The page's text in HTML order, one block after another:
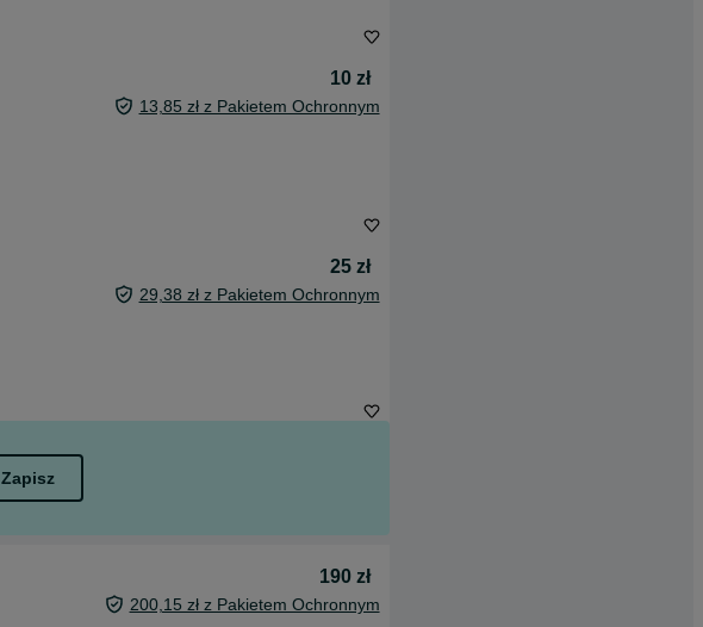
10 zł
13,85 zł z Pakietem Ochronnym
25 zł
29,38 zł z Pakietem Ochronnym
Zapisz
190 zł
200,15 zł z Pakietem Ochronnym